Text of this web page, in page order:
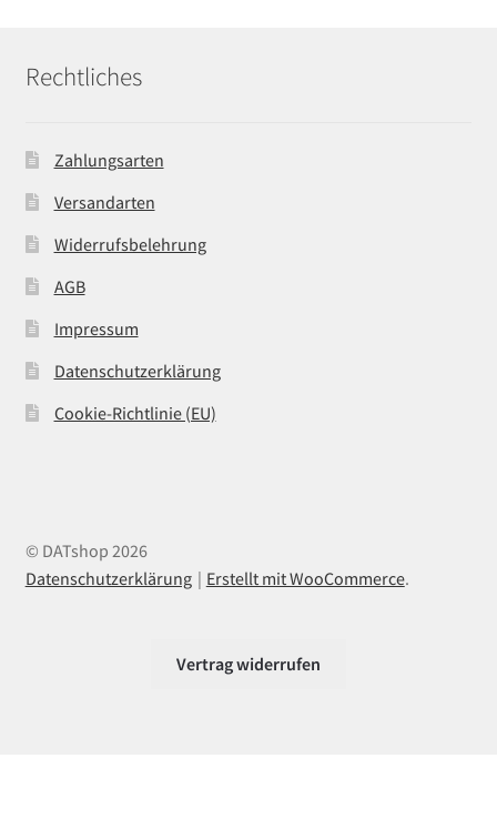
Rechtliches
Zahlungsarten
Versandarten
Widerrufsbelehrung
AGB
Impressum
Datenschutzerklärung
Cookie-Richtlinie (EU)
© DATshop 2026
Datenschutzerklärung
Erstellt mit WooCommerce.
Vertrag widerrufen